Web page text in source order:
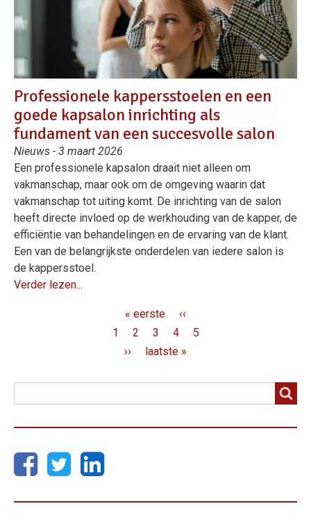
Professionele kappersstoelen en een
goede kapsalon inrichting als
fundament van een succesvolle salon
Nieuws - 3 maart 2026
Een professionele kapsalon draait niet alleen om
vakmanschap, maar ook om de omgeving waarin dat
vakmanschap tot uiting komt. De inrichting van de salon
heeft directe invloed op de werkhouding van de kapper, de
efficiëntie van behandelingen en de ervaring van de klant.
Een van de belangrijkste onderdelen van iedere salon is
de kappersstoel.
Verder lezen...
Eerste
pagina
« eerste
Vorige
pagina
‹‹
Page
1 Page
2
Huidige
pagina
3 Page
4 Page
5
Volgende
››
Laatste
laatste »